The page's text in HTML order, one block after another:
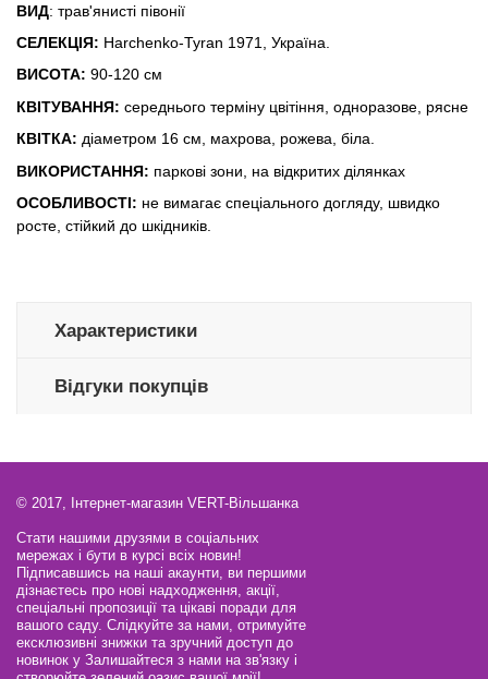
ВИД: трав'янисті півонії
СЕЛЕКЦІЯ: Harchenko-Tyran 1971, Україна.
ВИСОТА: 90-120 см
КВІТУВАННЯ: середнього терміну цвітіння, одноразове, рясне
КВІТКА: діаметром 16 см, махрова, рожева, біла.
ВИКОРИСТАННЯ: паркові зони, на відкритих ділянках
ОСОБЛИВОСТІ: не вимагає спеціального догляду, швидко
росте, стійкий до шкідників.
Характеристики
Відгуки покупців
© 2017, Інтернет-магазин VERT-Вільшанка
Стати нашими друзями в соціальних
мережах і бути в курсі всіх новин!
Підписавшись на наші акаунти, ви першими
дізнаєтесь про нові надходження, акції,
спеціальні пропозиції та цікаві поради для
вашого саду. Слідкуйте за нами, отримуйте
ексклюзивні знижки та зручний доступ до
новинок у Залишайтеся з нами на зв'язку і